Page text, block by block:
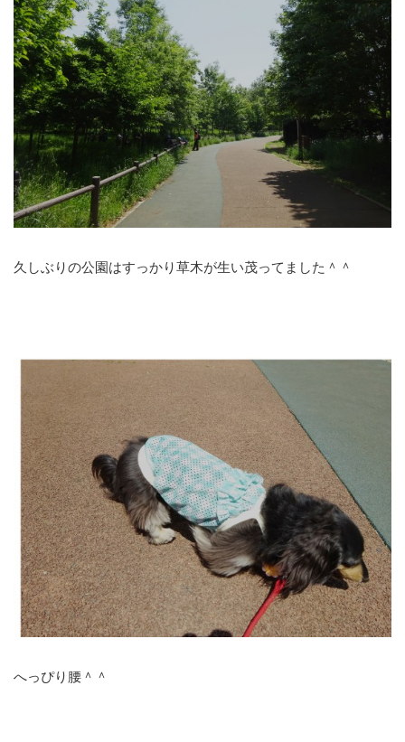
久しぶりの公園はすっかり草木が生い茂ってました＾＾
へっぴり腰＾＾